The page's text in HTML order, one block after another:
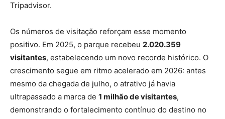
Tripadvisor.
Os números de visitação reforçam esse momento
positivo. Em 2025, o parque recebeu 2.020.359
visitantes, estabelecendo um novo recorde histórico. O
crescimento segue em ritmo acelerado em 2026: antes
mesmo da chegada de julho, o atrativo já havia
ultrapassado a marca de 1 milhão de visitantes,
demonstrando o fortalecimento contínuo do destino no